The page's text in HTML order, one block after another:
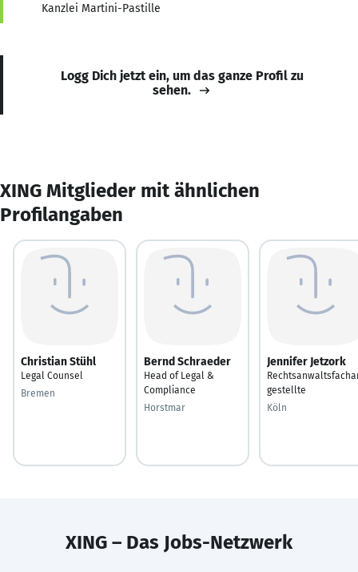
Kanzlei Martini-Pastille
Logg Dich jetzt ein, um das ganze Profil zu
sehen.
XING Mitglieder mit ähnlichen
Profilangaben
Christian Stühl
Legal Counsel
Bremen
Bernd Schraeder
Head of Legal &
Compliance
Horstmar
Jennifer Jetzork
gestellte
Köln
XING – Das Jobs-Netzwerk